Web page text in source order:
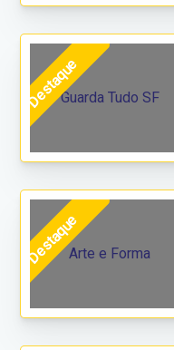
Destaque
Destaque